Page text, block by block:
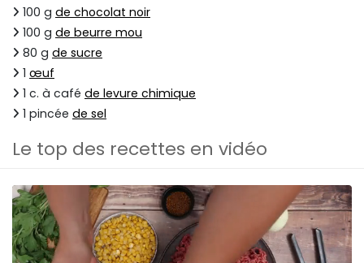
100 g de chocolat noir
100 g de beurre mou
80 g de sucre
1 œuf
1 c. à café de levure chimique
1 pincée de sel
Le top des recettes en vidéo